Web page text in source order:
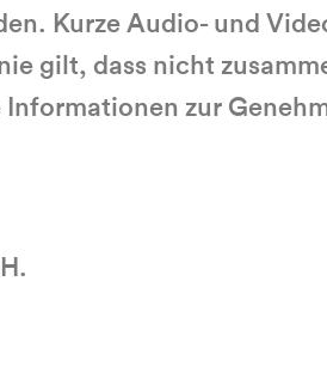
Kurze Audio- und
gilt, dass nicht
zur